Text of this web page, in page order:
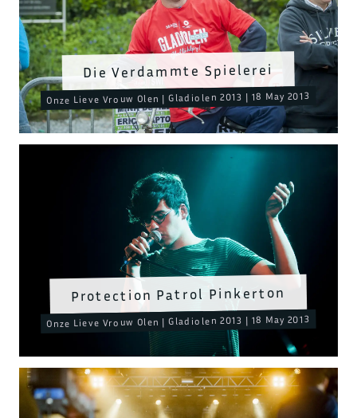
Protection Patrol Pinkerton
Onze Lieve Vrouw Olen | Gladiolen 2013 | 18 May 2013
Die Verdammte Spielerei
Onze Lieve Vrouw Olen | Gladiolen 2013 | 18 May 2013